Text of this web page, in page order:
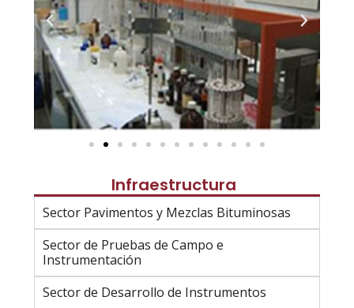
Infraestructura
Sector Pavimentos y Mezclas Bituminosas
Sector de Pruebas de Campo e
Instrumentación
Sector de Desarrollo de Instrumentos